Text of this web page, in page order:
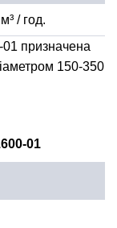
/ год.
призначена
150-350
01